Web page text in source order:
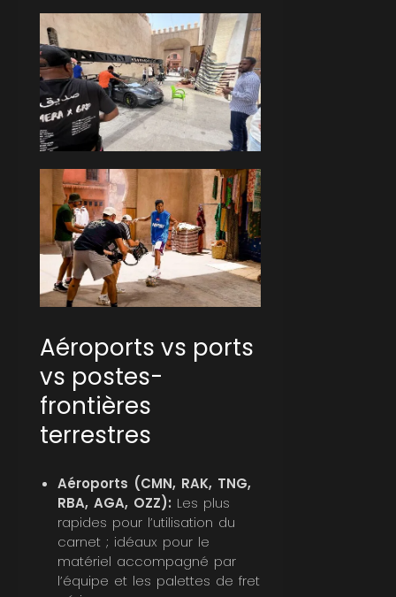
Aéroports vs ports
vs postes-
frontières
terrestres
Aéroports (CMN, RAK, TNG,
RBA, AGA, OZZ): Les plus
rapides pour l’utilisation du
carnet ; idéaux pour le
matériel accompagné par
l’équipe et les palettes de fret